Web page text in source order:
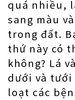
quá nhiều,
sang màu
trong đất.
thứ này có
không? Lá
dưới và
loạt các